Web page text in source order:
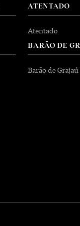
ATENTADO
Atentado
BARÃO DE
Barão de Grajaú